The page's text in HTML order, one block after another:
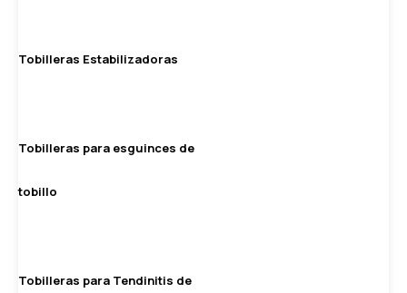
Tobilleras Estabilizadoras
Tobilleras para esguinces de
tobillo
Tobilleras para Tendinitis de